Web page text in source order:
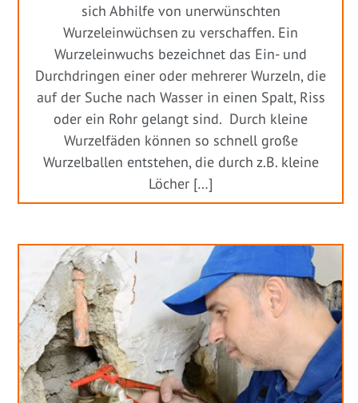
sich Abhilfe von unerwünschten
Wurzeleinwüchsen zu verschaffen. Ein
Wurzeleinwuchs bezeichnet das Ein- und
Durchdringen einer oder mehrerer Wurzeln, die
auf der Suche nach Wasser in einen Spalt, Riss
oder ein Rohr gelangt sind. Durch kleine
Wurzelfäden können so schnell große
Wurzelballen entstehen, die durch z.B. kleine
Löcher […]